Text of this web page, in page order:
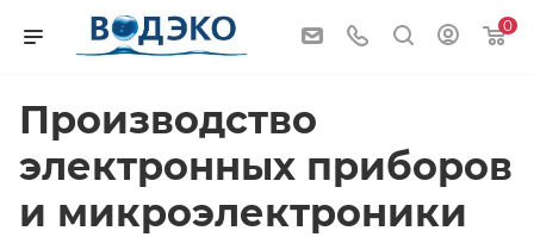
0
Производство
электронных приборов
и микроэлектроники